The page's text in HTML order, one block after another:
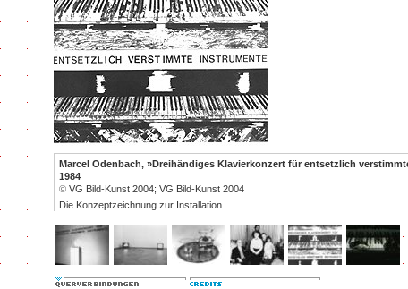
Marcel Odenbach, »Dreihändiges Klavierkonzert für entsetzlich
1984
© VG Bild-Kunst 2004; VG Bild-Kunst 2004
Die Konzeptzeichnung zur Installation.